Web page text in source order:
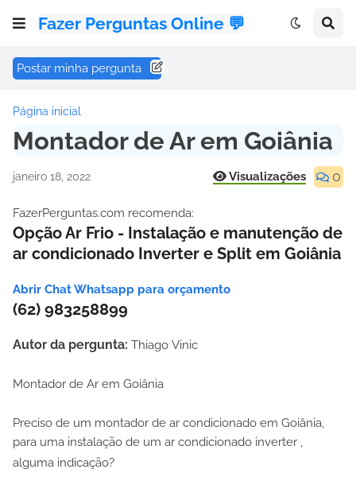
Fazer Perguntas Online 💬
Postar minha pergunta
Página inicial
Montador de Ar em Goiânia
janeiro 18, 2022 Visualizações 0
FazerPerguntas.com recomenda:
Opção Ar Frio - Instalação e manutenção de
ar condicionado Inverter e Split em Goiânia
Abrir Chat Whatsapp para orçamento
(62) 983258899
Autor da pergunta: Thiago Vinic
Montador de Ar em Goiânia
Preciso de um montador de ar condicionado em Goiânia,
para uma instalação de um ar condicionado inverter ,
alguma indicação?